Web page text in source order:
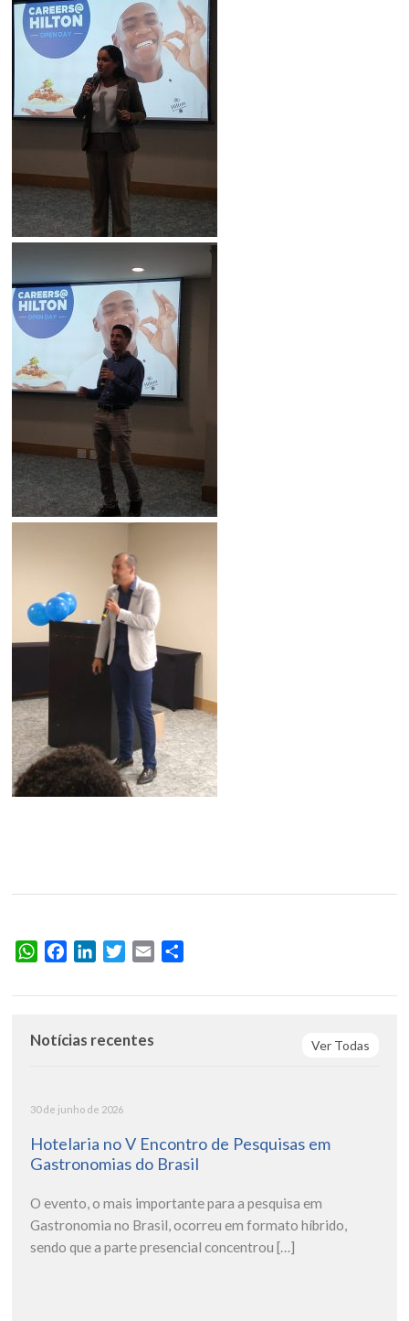
WhatsAppFacebookLinkedInTwitterEmail
Ver Todas
Notícias recentes
30 de junho de 2026
Hotelaria no V Encontro de Pesquisas em
Gastronomias do Brasil
O evento, o mais importante para a pesquisa em
Gastronomia no Brasil, ocorreu em formato híbrido,
sendo que a parte presencial concentrou […]